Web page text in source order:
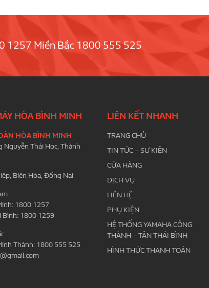
1257 Miền Bắc 1800 555 525
HÒA BÌNH MINH
HÒA BÌNH MINH
Nguyễn Thái Học, Thành
Biên Hòa, Đồng Nai
1800 1257
Bình: 1800 1259
Thành: 1800 555 525
LIÊN KẾT NHANH
TRANG CHỦ
TIN TỨC – SỰ KIỆN
CỬA HÀNG
DỊCH VỤ
LIÊN HỆ
PHỤ KIỆN
HỆ THỐNG YAMAHA CÔNG
THÀNH – TÂN THÁI BÌNH
HÌNH THỨC THANH TOÁN